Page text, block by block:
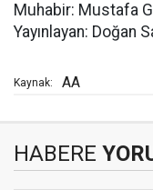
Muhabir: Mustafa
Yayınlayan: Doğan
Kaynak: AA
HABERE